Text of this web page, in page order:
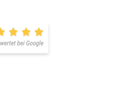
öffnet in neuem Fenster